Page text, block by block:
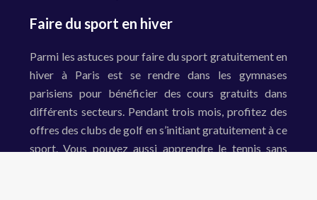
Faire du sport en hiver
Parmi les astuces pour faire du sport gratuitement en
hiver à Paris est se rendre dans les gymnases
parisiens pour bénéficier des cours gratuits dans
différents secteurs. Pendant trois mois, profitez des
offres des clubs de golf en s’initiant gratuitement à ce
sport. Vous pouvez aussi apprendre le tennis sans